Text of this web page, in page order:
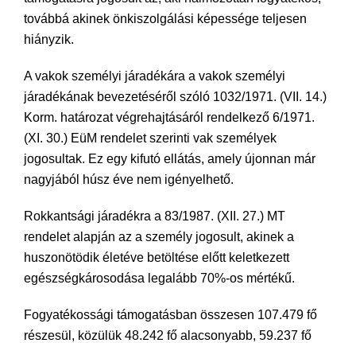
továbbá akinek önkiszolgálási képessége teljesen
hiányzik.
A vakok személyi járadékára a vakok személyi
járadékának bevezetéséről szóló 1032/1971. (VII. 14.)
Korm. határozat végrehajtásáról rendelkező 6/1971.
(XI. 30.) EüM rendelet szerinti vak személyek
jogosultak. Ez egy kifutó ellátás, amely újonnan már
nagyjából húsz éve nem igényelhető.
Rokkantsági járadékra a 83/1987. (XII. 27.) MT
rendelet alapján az a személy jogosult, akinek a
huszonötödik életéve betöltése előtt keletkezett
egészségkárosodása legalább 70%-os mértékű.
Fogyatékossági támogatásban összesen 107.479 fő
részesül, közülük 48.242 fő alacsonyabb, 59.237 fő